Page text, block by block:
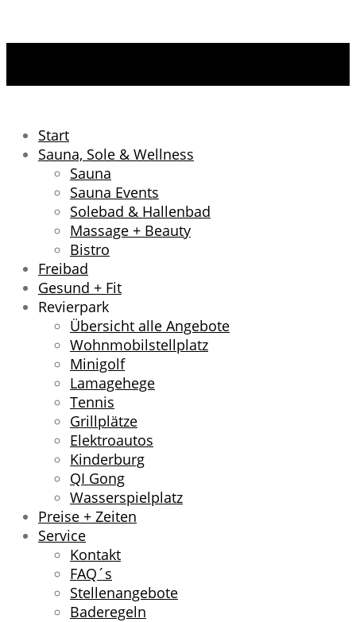
Start
Sauna, Sole & Wellness
Sauna
Sauna Events
Solebad & Hallenbad
Massage + Beauty
Bistro
Freibad
Gesund + Fit
Revierpark
Übersicht alle Angebote
Wohnmobilstellplatz
Minigolf
Lamagehege
Tennis
Grillplätze
Elektroautos
Kinderburg
QI Gong
Wasserspielplatz
Preise + Zeiten
Service
Kontakt
FAQ´s
Stellenangebote
Baderegeln